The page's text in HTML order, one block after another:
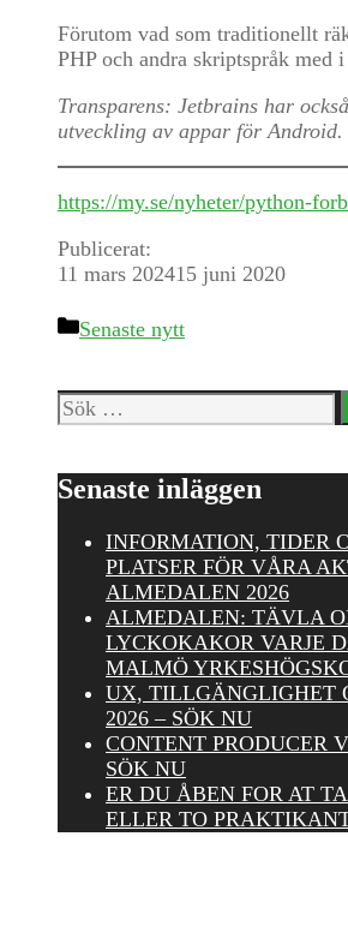
Förutom vad som traditionellt
PHP och andra skriptspråk med
Transparens: Jetbrains har
utveckling av appar för Android.
https://my.se/nyheter/python-
Publicerat:
11 mars 202415 juni 2020
Kategorier
Senaste nytt
Sök
efter:
Senaste inläggen
INFORMATION, TIDER
PLATSER FÖR VÅRA
ALMEDALEN 2026
ALMEDALEN: TÄVLA
LYCKOKAKOR VARJE
MALMÖ
UX, TILLGÄNGLIGHET
2026 – SÖK NU
CONTENT PRODUCER
SÖK NU
ER DU ÅBEN FOR AT
ELLER TO